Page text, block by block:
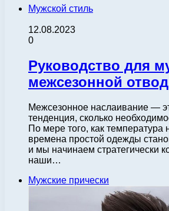
Мужской стиль
12.08.2023
0
Руководство для
межсезонной
Межсезонное наслаивание —
тенденция, сколько
По мере того, как температура
времена простой одежды
и мы начинаем стратегически
наши…
Мужские прически